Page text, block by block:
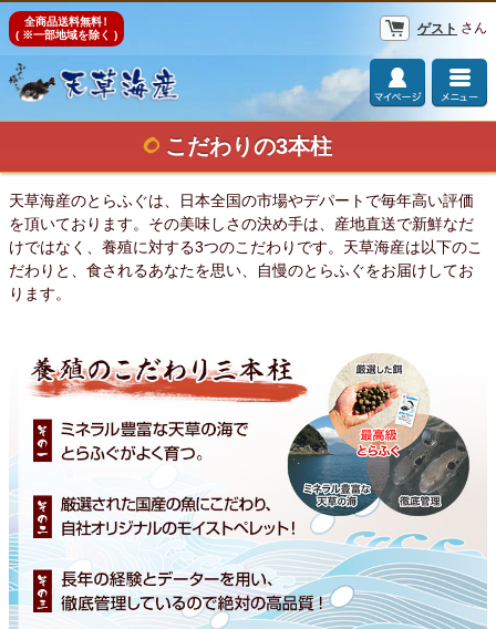
全商品送料無料！
( ※一部地域を除く )
ゲスト さん
こだわりの3本柱
天草海産のとらふぐは、日本全国の市場やデパートで毎年高い評価
を頂いております。その美味しさの決め手は、産地直送で新鮮なだ
けではなく、養殖に対する3つのこだわりです。天草海産は以下のこ
だわりと、食されるあなたを思い、自慢のとらふぐをお届けしてお
ります。